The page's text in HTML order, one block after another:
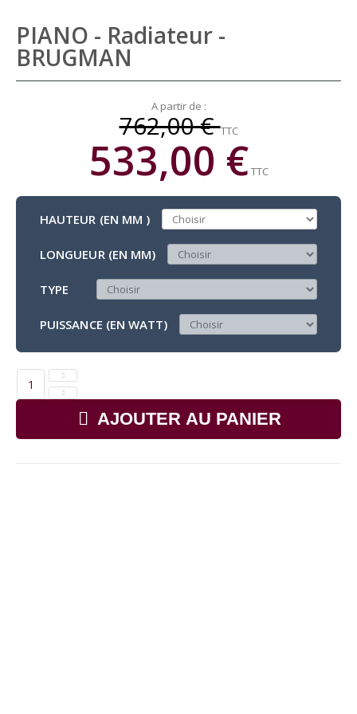
PIANO - Radiateur -
BRUGMAN
A partir de :
762,00 €TTC
533,00 €TTC
HAUTEUR (EN MM )
LONGUEUR (EN MM)
TYPE
PUISSANCE (EN WATT)
AJOUTER AU PANIER